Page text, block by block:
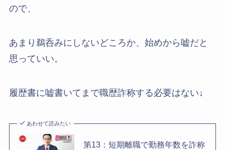
ので、
あまり鵜呑みにしないどころか、始めから嘘だと
思っていい。
履歴書に嘘書いてまで職歴詐称する必要はない↓
あわせて読みたい
第13：短期離職で勤務年数を詐称